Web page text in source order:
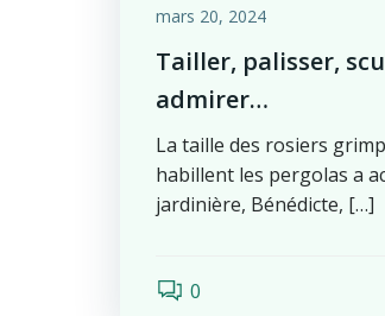
mars 20, 2024
Tailler, palisser,
admirer…
La taille des rosiers
habillent les pergolas a
jardinière, Bénédicte, […]
0